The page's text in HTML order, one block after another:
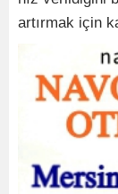
artırmak için